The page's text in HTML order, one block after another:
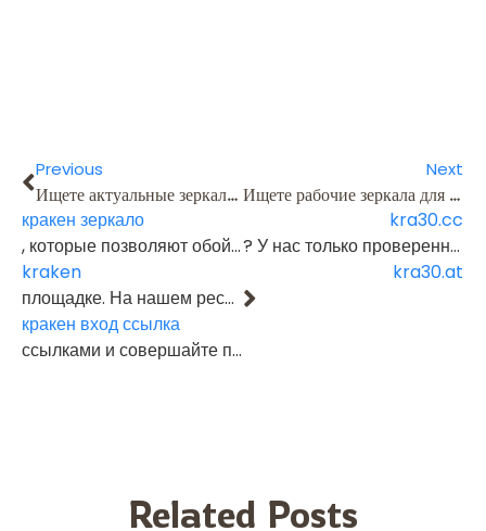
Previous
Ищете актуальные зеркала для входа на Kraken? У нас собраны только рабочие и проверенные ссылки на
кракен зеркало
, которые позволяют обойти блокировки и получить доступ к
kraken
площадке. На нашем ресурсе вы найдёте инструкции по безопасному входу через Tor-браузер и VPN, а также свежие кракен зеркала в Telegram-канале. Пользуйтесь актуальными
кракен вход ссылка
ссылками и совершайте покупки анонимно, быстро и максимально безопасно.
Next
Ищете рабочие зеркала для входа на
kra30.cc
? У нас только проверенные и актуальные ссылки на торговую площадку . Инструкции по безопасному входу через Tor и VPN, а также свежие ссылки в нашем Telegram канале. Заходите и совершайте покупки быстро и безопасно на
kra30.at
Related Posts